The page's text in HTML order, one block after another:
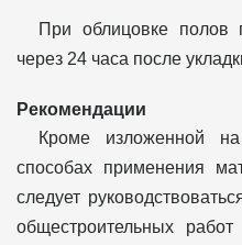
При облицовке полов
через 24 часа после
Рекомендации
Кроме изложенной
способах применения
следует
общестроительных